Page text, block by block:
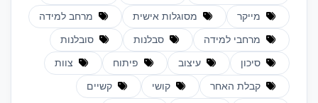
מייקר מסוגלות אישית מרחב למידה
מרחבי למידה סבלנות סובלנות
סיכון עיצוב פיתוח צוות
קבלת האחר קושי קשיים